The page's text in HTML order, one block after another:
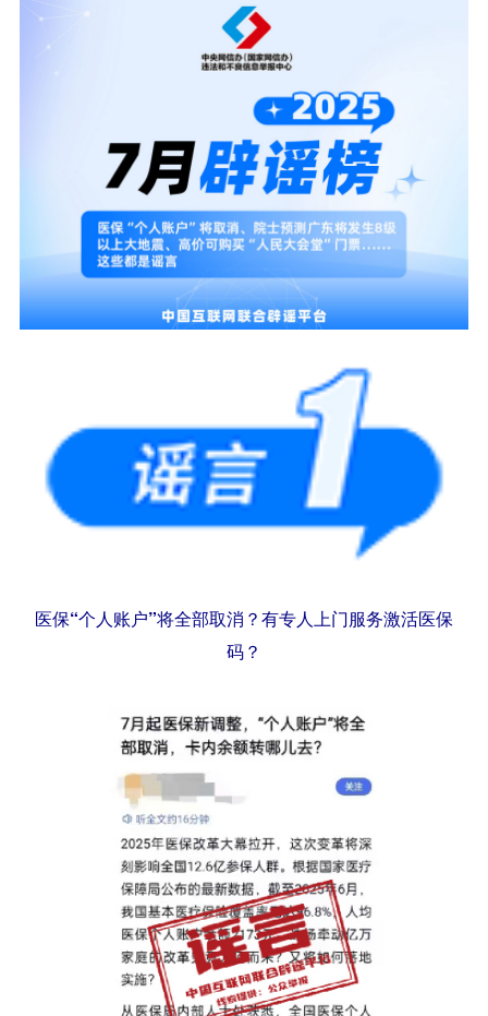
医保“个人账户”将全部取消？有专人上门服务激活医保
码？